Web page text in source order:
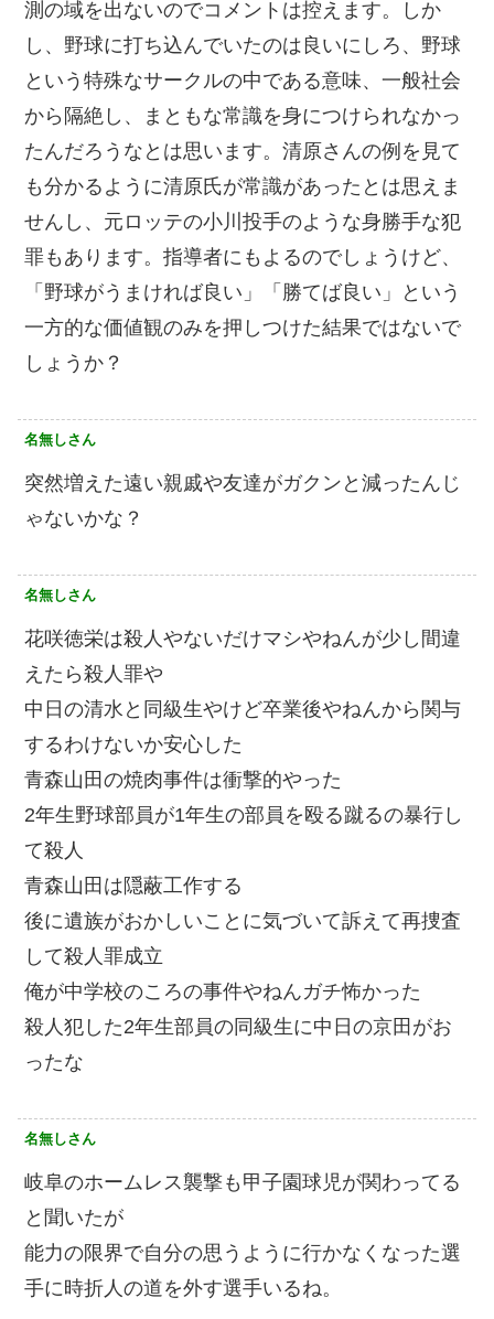
測の域を出ないのでコメントは控えます。しか
し、野球に打ち込んでいたのは良いにしろ、野球
という特殊なサークルの中である意味、一般社会
から隔絶し、まともな常識を身につけられなかっ
たんだろうなとは思います。清原さんの例を見て
も分かるように清原氏が常識があったとは思えま
せんし、元ロッテの小川投手のような身勝手な犯
罪もあります。指導者にもよるのでしょうけど、
「野球がうまければ良い」「勝てば良い」という
一方的な価値観のみを押しつけた結果ではないで
しょうか？
名無しさん
突然増えた遠い親戚や友達がガクンと減ったんじ
ゃないかな？
名無しさん
花咲徳栄は殺人やないだけマシやねんが少し間違
えたら殺人罪や
中日の清水と同級生やけど卒業後やねんから関与
するわけないか安心した
青森山田の焼肉事件は衝撃的やった
2年生野球部員が1年生の部員を殴る蹴るの暴行し
て殺人
青森山田は隠蔽工作する
後に遺族がおかしいことに気づいて訴えて再捜査
して殺人罪成立
俺が中学校のころの事件やねんガチ怖かった
殺人犯した2年生部員の同級生に中日の京田がお
ったな
名無しさん
岐阜のホームレス襲撃も甲子園球児が関わってる
と聞いたが
能力の限界で自分の思うように行かなくなった選
手に時折人の道を外す選手いるね。